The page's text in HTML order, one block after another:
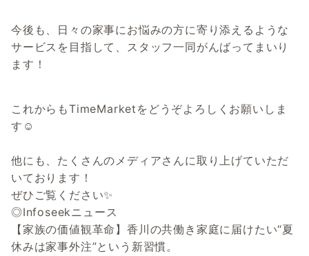
今後も、日々の家事にお悩みの方に寄り添えるような
サービスを目指して、スタッフ一同がんばってまいり
ます！
これからもTimeMarketをどうぞよろしくお願いしま
す☺️
他にも、たくさんのメディアさんに取り上げていただ
いております！
ぜひご覧ください✨
◎Infoseekニュース
【家族の価値観革命】香川の共働き家庭に届けたい“夏
休みは家事外注”という新習慣。